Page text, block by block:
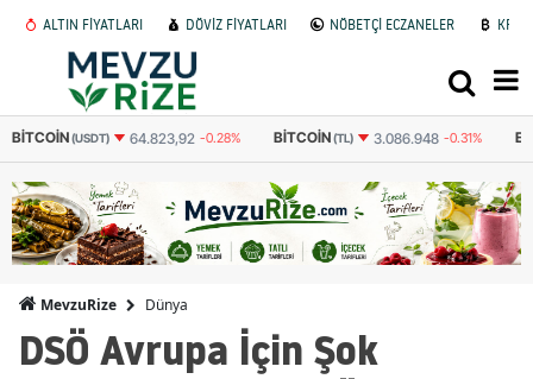
ALTIN FİYATLARI DÖVİZ FİYATLARI NÖBETÇİ ECZANELER
BITCOIN(TL) 3.086.948 -0.31% ETHEREUM(TL) 91.206 -0.132%
MevzuRize Dünya
DSÖ Avrupa İçin Şok